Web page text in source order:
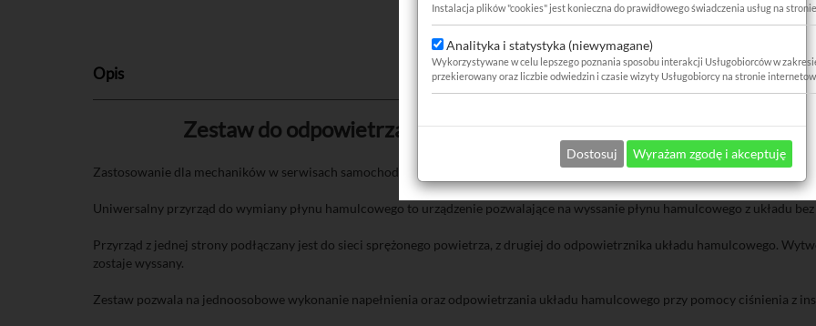
Opis
Zestaw do odpowietrzania hamulców - wymiany płynu
Zastosowanie dla mechaników w serwisach samochodowych, warsztatach itp.
Uniwersalny przyrząd do wymiany płynu hamulcowego to urządzenie pozwalające na wyssanie płynu hamulcowego z układu
Przyrząd z jednej strony podłączany jest do sieci sprężonego powietrza, z drugiej do odpowietrznika układu hamulcowego.
zostaje wyssany.
Zestaw pozwala na jednoosobowe wykonanie napełnienia oraz odpowietrzania układu hamulcowego przy pomocy ciśnienia z
Instalacja plików "cookies" jest konieczna do prawidłowego świadczenia usług na
Analityka i statystyka (niewymagane)
Wykorzystywane w celu lepszego poznania sposobu interakcji Usługobiorców w
przekierowany oraz liczbie odwiedzin i czasie wizyty Usługobiorcy na stronie
Dostosuj Wyrażam zgodę i akceptuję